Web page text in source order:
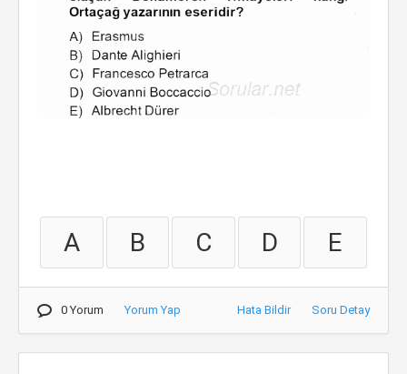
A B C D E
0 Yorum Yorum Yap Hata Bildir Soru Detay